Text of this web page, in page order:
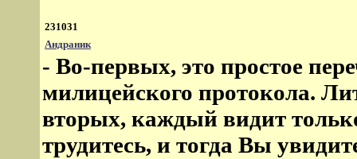
231031
Андраник
- Во-первых, это простое
милицейского протокола.
вторых, каждый видит
трудитесь, и тогда Вы